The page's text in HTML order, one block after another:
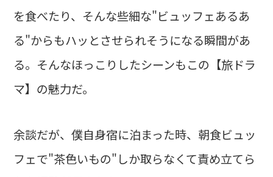
を食べたり、そんな些細な"ビュッフェあるあ
る"からもハッとさせられそうになる瞬間があ
る。そんなほっこりしたシーンもこの【旅ドラ
マ】の魅力だ。
余談だが、僕自身宿に泊まった時、朝食ビュッ
フェで"茶色いもの"しか取らなくて責め立てら